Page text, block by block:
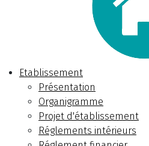
Etablissement
Présentation
Organigramme
Projet d'établissement
Réglements intérieurs